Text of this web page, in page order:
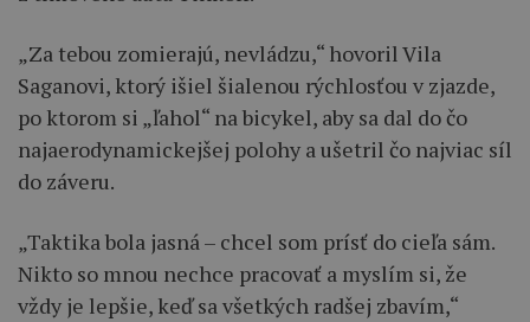
„Za tebou zomierajú, nevládzu,“ hovoril Vila
Saganovi, ktorý išiel šialenou rýchlosťou v zjazde,
po ktorom si „ľahol“ na bicykel, aby sa dal do čo
najaerodynamickejšej polohy a ušetril čo najviac síl
do záveru.
„Taktika bola jasná – chcel som prísť do cieľa sám.
Nikto so mnou nechce pracovať a myslím si, že
vždy je lepšie, keď sa všetkých radšej zbavím,“